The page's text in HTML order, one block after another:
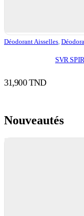
Déodorant Aisselles
SVR
31,900TND
Nouveautés